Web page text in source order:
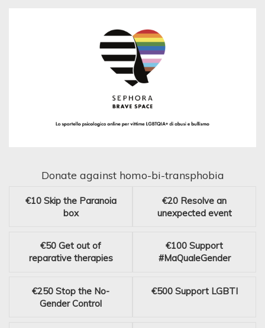
Donate against homo-bi-transphobia
€10 Skip the Paranoia
box
€20 Resolve an
unexpected event
€50 Get out of
reparative therapies
€100 Support
#MaQualeGender
€250 Stop the No-
Gender Control
€500 Support LGBTI